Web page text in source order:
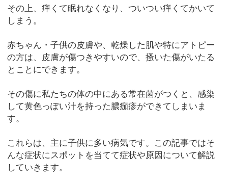
その上、痒くて眠れなくなり、ついつい痒くてかいて
しまう。
赤ちゃん・子供の皮膚や、乾燥した肌や特にアトピー
の方は、皮膚が傷つきやすいので、搔いた傷がいたる
とことにできます。
その傷に私たちの体の中にある常在菌がつくと、感染
して黄色っぽい汁を持った膿痂疹ができてしまいま
す。
これらは、主に子供に多い病気です。この記事ではそ
んな症状にスポットを当てて症状や原因について解説
していきます。